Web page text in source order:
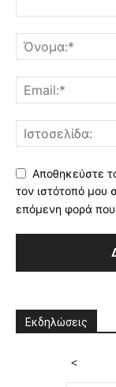
Αποθηκεύστε
τον ιστότοπό μου
επόμενη φορά
Εκδηλώσεις
<